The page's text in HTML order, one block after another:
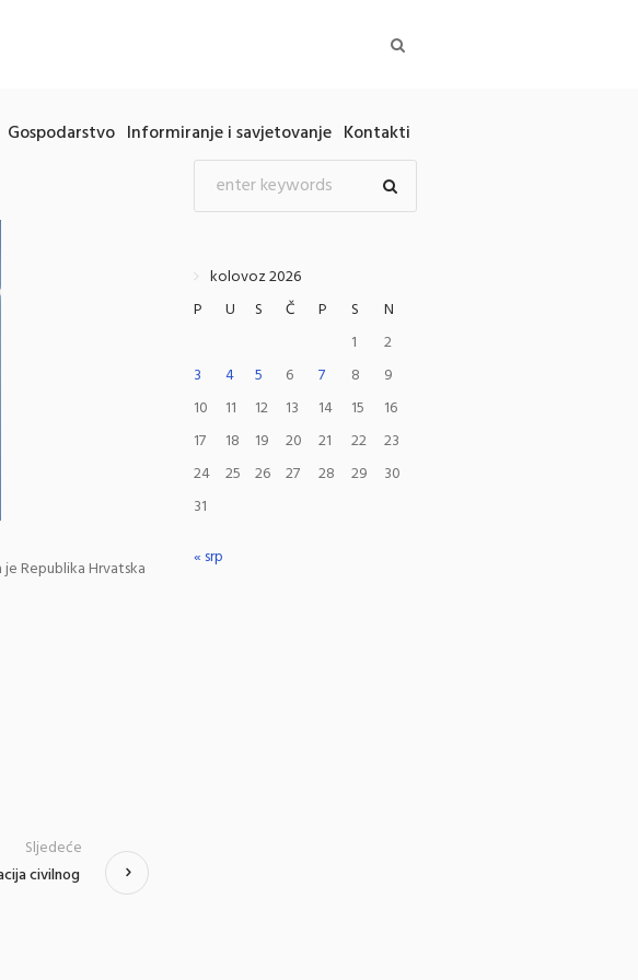
Gospodarstvo Informiranje i savjetovanje Kontakti
Republika Hrvatska
civilnog
Sljedeće
kolovoz 2026
P
U S Č P S
N
1
2
3
4 5 6 7 8
9
10
11 12 13 14 15
16
17
18 19 20 21 22
23
24
25 26 27 28 29
30
31
« srp